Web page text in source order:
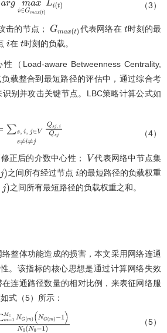
g ma xi∈Gm ax(t)L （3）
击的节点； Gmax(t)代表网络在 t时刻的最
i在 t时刻的负载。
（Load-aware Betweenness Centrality,
载整合到最短路径的评估中，通过综合考
别并攻击关键节点。LBC策略计算公式如
s i, j∈Vs≠i≠ jQsj, （4）
修正后的介数中心性； V 代表网络中节点集
) 之间所有经过节点 i 的最短路径的负载权重
) 之间所有最短路径的负载权重之和。
整体功能造成的损害，本文采用网络连通
。该指标的核心思想是通过计算网络失效
连通路径数量的相对比例，来表征网络服
式（5）所示：
m=1McNG(m)
（5）